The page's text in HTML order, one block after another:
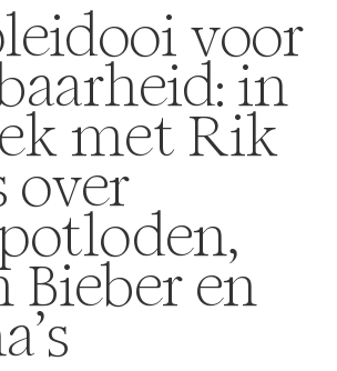
voor
in
met Rik
over
Bieber en